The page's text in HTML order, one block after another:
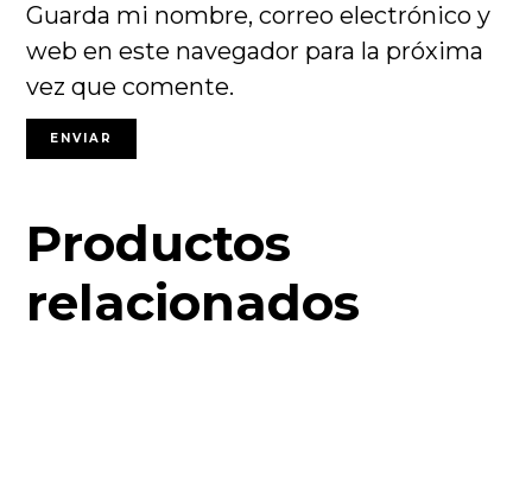
Guarda mi nombre, correo electrónico y
web en este navegador para la próxima
vez que comente.
Productos
relacionados